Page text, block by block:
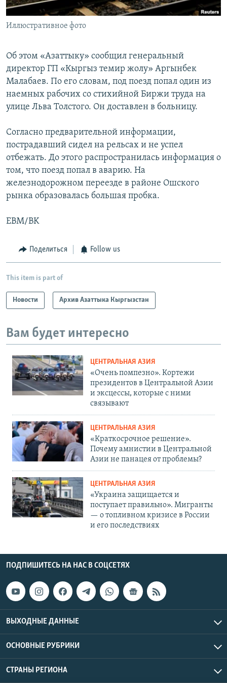
Иллюстративное фото
Об этом «Азаттыку» сообщил генеральный
директор ГП «Кыргыз темир жолу» Аргынбек
Малабаев. По его словам, под поезд попал один из
наемных рабочих со стихийной Биржи труда на
улице Льва Толстого. Он доставлен в больницу.
Согласно предварительной информации,
пострадавший сидел на рельсах и не успел
отбежать. До этого распространилась информация о
том, что поезд попал в аварию. На
железнодорожном переезде в районе Ошского
рынка образовалась большая пробка.
EBM/BK
Поделиться Follow us
This item is part of
Новости Архив Азаттыка Кыргызстан
Вам будет интересно
ЦЕНТРАЛЬНАЯ АЗИЯ
«Очень помпезно». Кортежи
президентов в Центральной Азии
и эксцессы, которые с ними
связывают
ЦЕНТРАЛЬНАЯ АЗИЯ
«Краткосрочное решение».
Почему амнистии в Центральной
Азии не панацея от проблемы?
ЦЕНТРАЛЬНАЯ АЗИЯ
«Украина защищается и
поступает правильно». Мигранты
— о топливном кризисе в России
и его последствиях
ПОДПИШИТЕСЬ НА НАС В СОЦСЕТЯХ
ВЫХОДНЫЕ ДАННЫЕ
ОСНОВНЫЕ РУБРИКИ
СТРАНЫ РЕГИОНА